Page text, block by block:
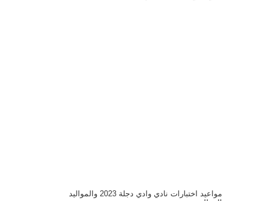
مواعيد اختبارات نادي وادي دجلة 2023 والمواليد